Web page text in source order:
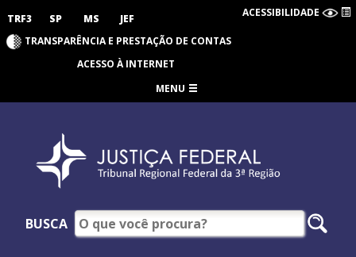
TRF3 SP MS JEF ACESSIBILIDADE
TRANSPARÊNCIA E PRESTAÇÃO DE CONTAS
ACESSO À INTERNET
MENU
BUSCA